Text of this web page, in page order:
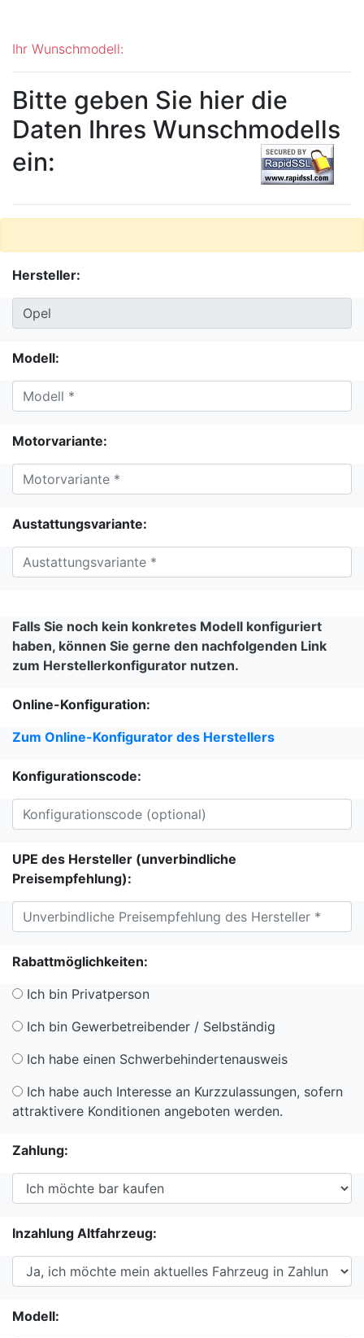
Ihr Wunschmodell:
Bitte geben Sie hier die
Daten Ihres Wunschmodells
ein:
Hersteller:
Modell:
Motorvariante:
Austattungsvariante:
Falls Sie noch kein konkretes Modell konfiguriert
haben, können Sie gerne den nachfolgenden Link
zum Herstellerkonfigurator nutzen.
Online-Konfiguration:
Zum Online-Konfigurator des Herstellers
Konfigurationscode:
UPE des Hersteller (unverbindliche
Preisempfehlung):
Rabattmöglichkeiten:
Ich bin Privatperson
Ich bin Gewerbetreibender / Selbständig
Ich habe einen Schwerbehindertenausweis
Ich habe auch Interesse an Kurzzulassungen, sofern
attraktivere Konditionen angeboten werden.
Zahlung:
Inzahlung Altfahrzeug:
Modell: